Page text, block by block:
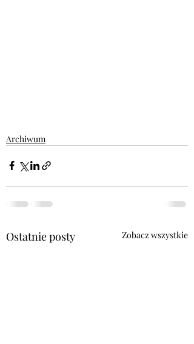
Archiwum
Ostatnie posty Zobacz wszystkie